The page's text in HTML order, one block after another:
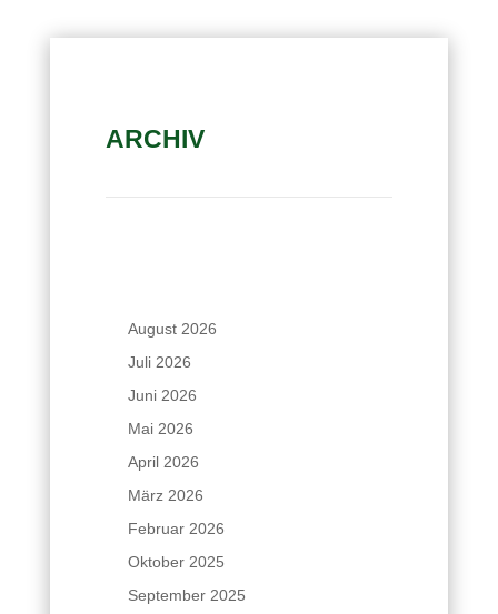
ARCHIV
August 2026
Juli 2026
Juni 2026
Mai 2026
April 2026
März 2026
Februar 2026
Oktober 2025
September 2025